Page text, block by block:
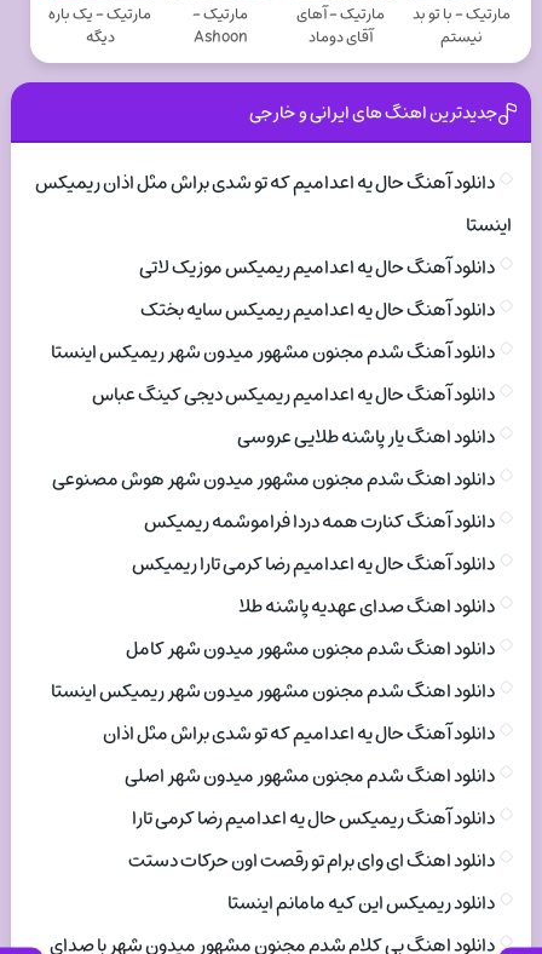
مارتيک - با تو بد
نیستم
مارتيک - آهای
آقای دوماد
مارتيک -
Ashoon
مارتيک - یک باره
دیگه
جدیدترین اهنگ های ایرانی و خارجی
دانلود آهنگ حال یه اعدامیم که تو شدی براش مثل اذان ریمیکس
اینستا
دانلود آهنگ حال یه اعدامیم ریمیکس موزیک لاتی
دانلود آهنگ حال یه اعدامیم ریمیکس سایه بختک
دانلود آهنگ شدم مجنون مشهور میدون شهر ریمیکس اینستا
دانلود آهنگ حال یه اعدامیم ریمیکس دیجی کینگ عباس
دانلود اهنگ یار پاشنه طلایی عروسی
دانلود اهنگ شدم مجنون مشهور میدون شهر هوش مصنوعی
دانلود آهنگ کنارت همه دردا فراموشمه ریمیکس
دانلود آهنگ حال یه اعدامیم رضا کرمی تارا ریمیکس
دانلود اهنگ صدای عهدیه پاشنه طلا
دانلود اهنگ شدم مجنون مشهور میدون شهر کامل
دانلود اهنگ شدم مجنون مشهور میدون شهر ریمیکس اینستا
دانلود آهنگ حال یه اعدامیم که تو شدی براش مثل اذان
دانلود اهنگ شدم مجنون مشهور میدون شهر اصلی
دانلود آهنگ ریمیکس حال یه اعدامیم رضا کرمی تارا
دانلود اهنگ ای وای برام تو رقصت اون حرکات دستت
دانلود ریمیکس این کیه مامانم اینستا
دانلود اهنگ بی کلام شدم مجنون مشهور میدون شهر با صدای